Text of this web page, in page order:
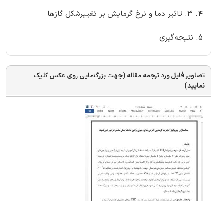
4. 3. تاثیر دما و نرخ گرمایش بر تغییرشکل گازها
5. نتیجه‌گیری
تصاویر فایل ورد ترجمه مقاله (جهت بزرگنمایی روی عکس کلیک
نمایید)